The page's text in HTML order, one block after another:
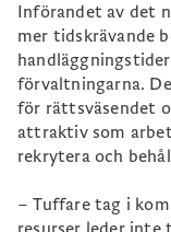
Införandet av det
mer tidskrävande
förvaltningarna.
för rättsväsendet
attraktiv som
rekrytera och
– Tuffare tag i